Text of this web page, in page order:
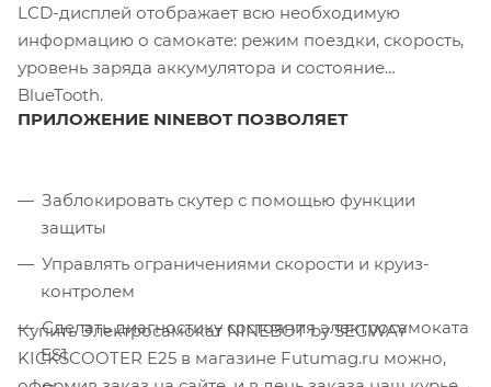
LCD-дисплей отображает всю необходимую
информацию о самокате: режим поездки, скорость,
уровень заряда аккумулятора и состояние
BlueTooth.
ПРИЛОЖЕНИЕ NINEBOT ПОЗВОЛЯЕТ
Заблокировать скутер с помощью функции
защиты
Управлять ограничениями скорости и круиз-
контролем
Сделать диагностику состояния электросамоката
ES1
Купить Электросамокат NINEBOT by SEGWAY
KICKSCOOTER E25 в магазине Futumag.ru можно,